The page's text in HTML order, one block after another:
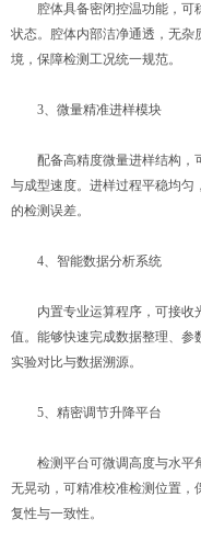
腔体具备密闭控温功能，可
状态。腔体内部洁净通透，无杂
境，保障检测工况统一规范。
3、微量精准进样模块
配备高精度微量进样结构，
与成型速度。进样过程平稳均匀
的检测误差。
4、智能数据分析系统
内置专业运算程序，可接收
值。能够快速完成数据整理、参
实验对比与数据溯源。
5、精密调节升降平台
检测平台可微调高度与水平
无晃动，可精准校准检测位置，
复性与一致性。